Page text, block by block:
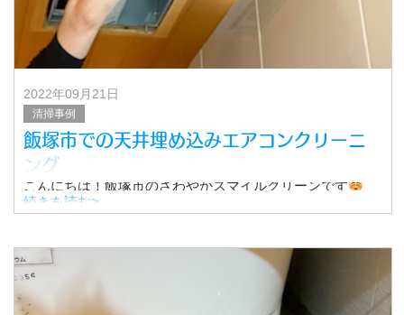
2022年09月21日
清掃事例
飯塚市での天井埋め込みエアコンクリーニ
ング
こんにちは！飯塚市のさわやかスマイルクリーンです
台風14号の被害が懸念されていましたが、こちらでは大き
な被害はなく、ほっといたしました。
たので
続きを読む>